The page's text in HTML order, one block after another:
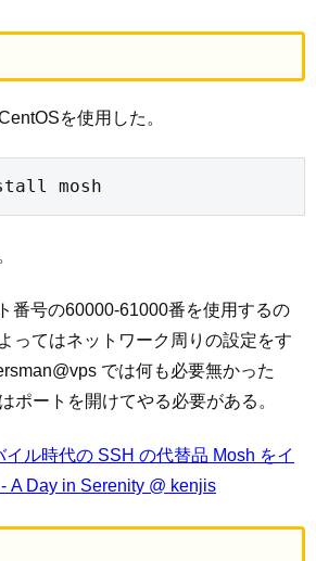
を使用した。
mosh
番号の60000-61000番を使用するの
ってはネットワーク周りの設定をす
では何も必要無かった
ポートを開けてやる必要がある。
ル時代の SSH の代替品 Mosh をイ
A Day in Serenity @ kenjis